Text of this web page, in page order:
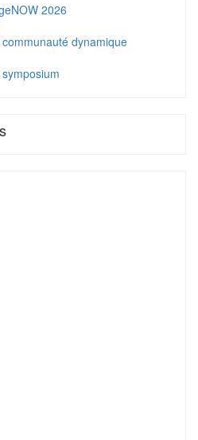
2026
dynamique